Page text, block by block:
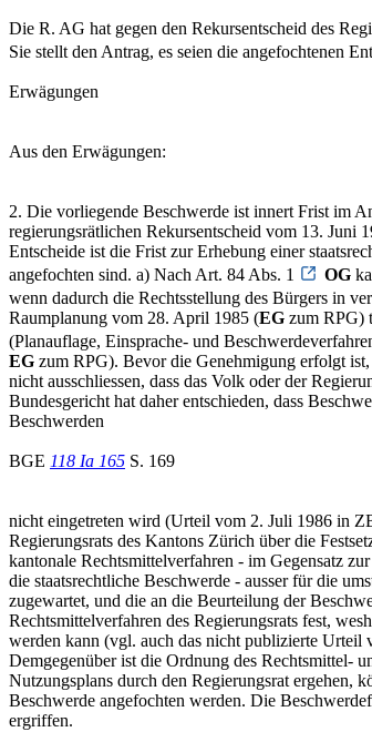
Die R. AG hat gegen den Rekursentscheid des
Sie stellt den Antrag, es seien die angefochtenen
Erwägungen
Aus den Erwägungen:
2. Die vorliegende Beschwerde ist innert Frist im
regierungsrätlichen Rekursentscheid vom 13. Juni
Entscheide ist die Frist zur Erhebung einer
angefochten sind. a) Nach Art. 84 Abs. 1
OG
wenn dadurch die Rechtsstellung des Bürgers in
Raumplanung vom 28. April 1985 (EG zum RPG)
(Planauflage, Einsprache- und
EG zum RPG). Bevor die Genehmigung erfolgt
nicht ausschliessen, dass das Volk oder der
Bundesgericht hat daher entschieden, dass
Beschwerden
BGE 118 Ia 165 S. 169
nicht eingetreten wird (Urteil vom 2. Juli 1986 in
Regierungsrats des Kantons Zürich über die
kantonale Rechtsmittelverfahren - im Gegensatz
die staatsrechtliche Beschwerde - ausser für die
zugewartet, und die an die Beurteilung der
Rechtsmittelverfahren des Regierungsrats fest,
werden kann (vgl. auch das nicht publizierte Urteil
Demgegenüber ist die Ordnung des Rechtsmittel-
Nutzungsplans durch den Regierungsrat ergehen,
Beschwerde angefochten werden. Die
ergriffen.